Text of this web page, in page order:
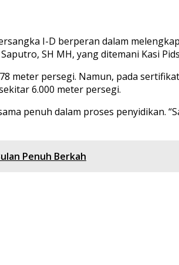
I-D berperan dalam
SH MH, yang ditemani Kasi
meter persegi. Namun, pada
6.000 meter persegi.
penuh dalam proses penyidikan.
Penuh Berkah